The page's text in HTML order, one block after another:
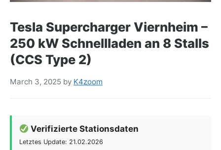
Tesla Supercharger Viernheim –
250 kW Schnellladen an 8 Stalls
(CCS Type 2)
March 3, 2025 by K4zoom
Verifizierte Stationsdaten
Letztes Update: 21.02.2026